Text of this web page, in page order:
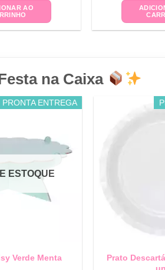
AO
na Caixa
PRONTA ENTREGA
ESTOQUE
Verde Menta
Prato